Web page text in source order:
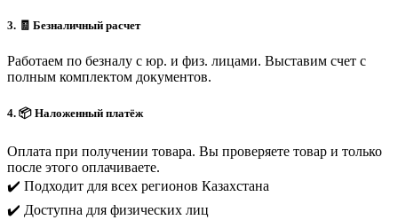
3. 🧾 Безналичный расчет
Работаем по безналу с юр. и физ. лицами. Выставим счет с
полным комплектом документов.
4. 📦 Наложенный платёж
Оплата при получении товара. Вы проверяете товар и только
после этого оплачиваете.
✔️ Подходит для всех регионов Казахстана
✔️ Доступна для физических лиц